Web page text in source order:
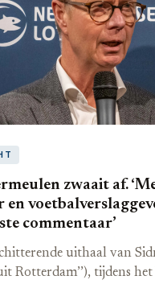
zwaait af.
en
commentaar’
uithaal van
Rotterdam’’), tijdens